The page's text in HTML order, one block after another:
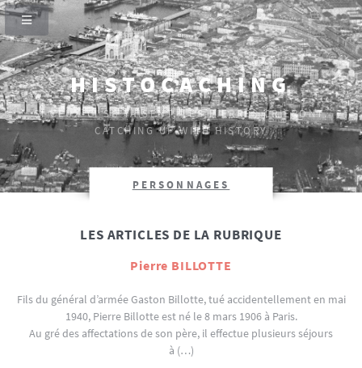
HISTOCACHING
SI CEUX-CI SE TAISENT, LES PIERRES CRIERONT.
CATCHING UP WITH HISTORY
PERSONNAGES
LES ARTICLES DE LA RUBRIQUE
Pierre BILLOTTE
Fils du général d’armée Gaston Billotte, tué accidentellement en mai
1940, Pierre Billotte est né le 8 mars 1906 à Paris.
Au gré des affectations de son père, il effectue plusieurs séjours
à (…)